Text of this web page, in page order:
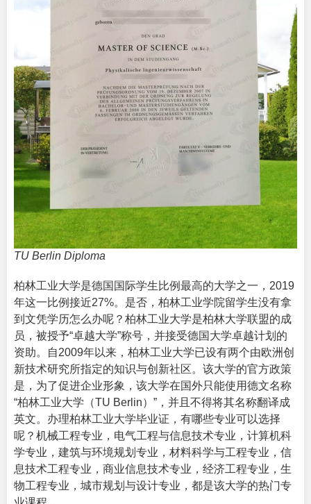
TU Berlin Diploma
柏林工业大学是德国国际学生比例最高的大学之一，2019
年这一比例接近27%。是否，柏林工业学院留学生没有拿
到文凭学历怎么办呢？柏林工业大学是柏林大学联盟的成
员，被授予“卓越大学”称号，并接受德国大学卓越计划的
资助。自2009年以来，柏林工业大学已设有两个由欧洲创
新技术研究所指定的知识与创新社区。该大学的官方政策
是，为了促进企业形象，该大学在国外只能使用德文名称
“柏林工业大学（TU Berlin）”，并且不得将其名称翻译成
英文。办理柏林工业大学毕业证，有哪些专业可以选择
呢？机械工程专业，电气工程与信息技术专业，计算机科
学专业，建筑与环境规划专业，材料科学与工程专业，信
息技术工程专业，商业信息技术专业，经济工程专业，生
物工程专业，城市规划与设计专业，都是该大学的热门专